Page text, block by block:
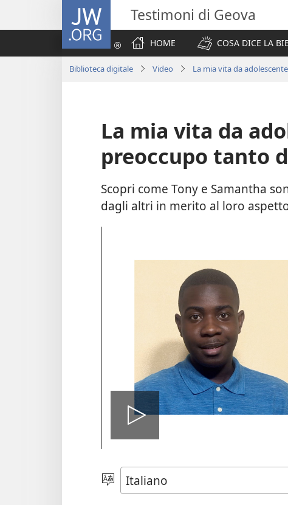
JW.ORG Testimoni di Geova
HOME
COSA DICE LA
Biblioteca digitale Video La mia vita da adolescente
La mia vita da
preoccupo tanto
Scopri come Tony e Samantha
dagli altri in merito al loro
Play
Scegli